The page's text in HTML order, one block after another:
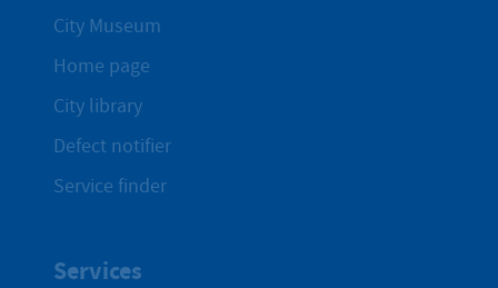
City Museum
Home page
City library
Defect notifier
Service finder
Services